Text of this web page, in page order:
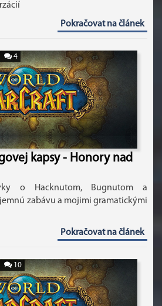
Pokračovat na článek
4
kapsy - Honory nad
o Hacknutom, Bugnutom a
zabávu a mojimi gramatickými
Pokračovat na článek
10